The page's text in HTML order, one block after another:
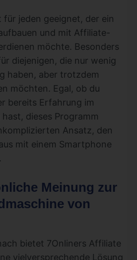
für jeden geeignet, der ein
und mit Affiliate-
möchte. Besonders
diejenigen, die nur wenig
haben, aber trotzdem
möchten. Egal, ob du
bereits Erfahrung im
dieses Programm
Ansatz, den
mit einem Smartphone
Meinung zur
von
bietet 7Onliners Affiliate
vielversprechende Lösung